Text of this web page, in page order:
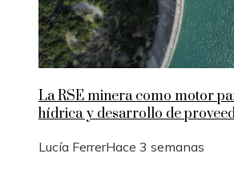
La RSE minera como motor
hídrica y desarrollo de
Lucía FerrerHace 3 semanas